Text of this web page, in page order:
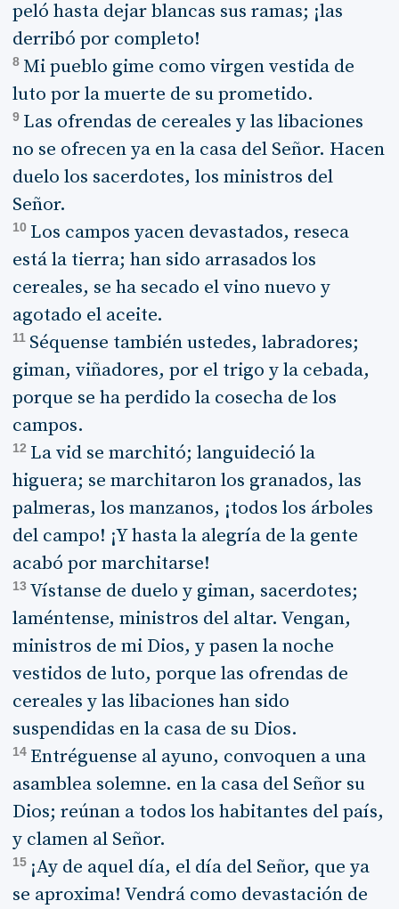
peló hasta dejar blancas sus ramas; ¡las
derribó por completo!
8 Mi pueblo gime como virgen vestida de
luto por la muerte de su prometido.
9 Las ofrendas de cereales y las libaciones
no se ofrecen ya en la casa del Señor. Hacen
duelo los sacerdotes, los ministros del
Señor.
10 Los campos yacen devastados, reseca
está la tierra; han sido arrasados los
cereales, se ha secado el vino nuevo y
agotado el aceite.
11 Séquense también ustedes, labradores;
giman, viñadores, por el trigo y la cebada,
porque se ha perdido la cosecha de los
campos.
12 La vid se marchitó; languideció la
higuera; se marchitaron los granados, las
palmeras, los manzanos, ¡todos los árboles
del campo! ¡Y hasta la alegría de la gente
acabó por marchitarse!
13 Vístanse de duelo y giman, sacerdotes;
laméntense, ministros del altar. Vengan,
ministros de mi Dios, y pasen la noche
vestidos de luto, porque las ofrendas de
cereales y las libaciones han sido
suspendidas en la casa de su Dios.
14 Entréguense al ayuno, convoquen a una
asamblea solemne. en la casa del Señor su
Dios; reúnan a todos los habitantes del país,
y clamen al Señor.
15 ¡Ay de aquel día, el día del Señor, que ya
se aproxima! Vendrá como devastación de